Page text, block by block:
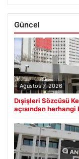
Güncel
Ağustos 7, 2026
Dışişleri Sözcüsü
açısından